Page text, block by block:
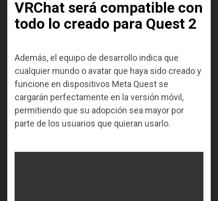
VRChat será compatible con
todo lo creado para Quest 2
Además, el equipo de desarrollo indica que
cualquier mundo o avatar que haya sido creado y
funcione en dispositivos Meta Quest se
cargarán perfectamente en la versión móvil,
permitiendo que su adopción sea mayor por
parte de los usuarios que quieran usarlo.